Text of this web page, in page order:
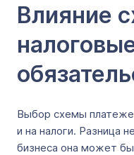
Влияние
Выбор схемы
и на налоги. Разница
бизнеса она может